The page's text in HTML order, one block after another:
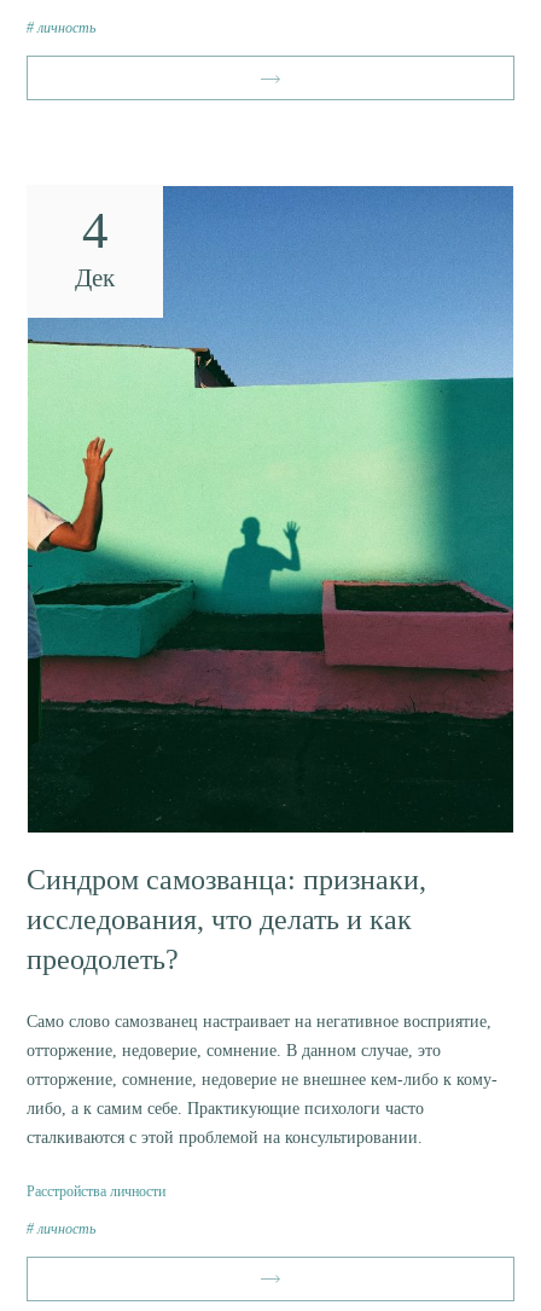
личность
4
Дек
Синдром самозванца: признаки,
исследования, что делать и как
преодолеть?
Само слово самозванец настраивает на негативное восприятие,
отторжение, недоверие, сомнение. В данном случае, это
отторжение, сомнение, недоверие не внешнее кем-либо к кому-
либо, а к самим себе. Практикующие психологи часто
сталкиваются с этой проблемой на консультировании.
Расстройства личности
личность